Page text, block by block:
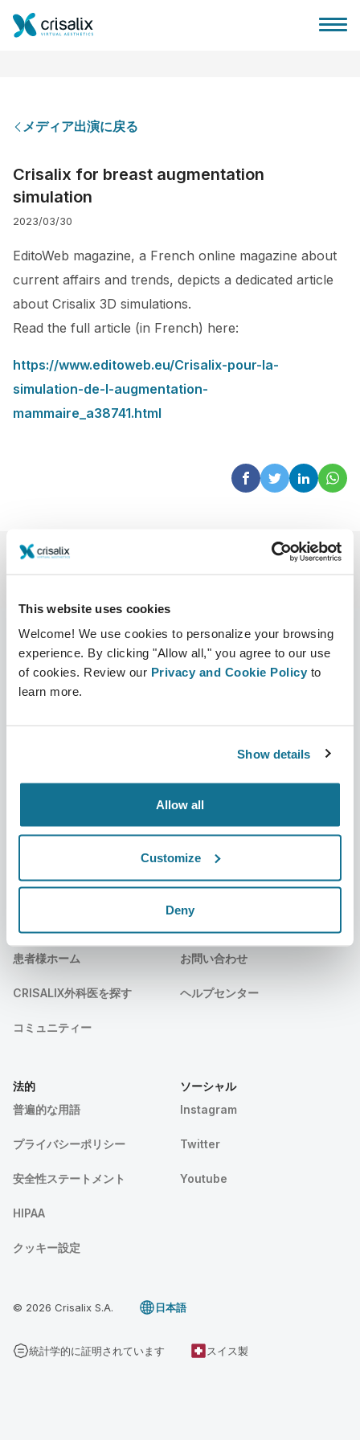
This website uses cookies
Welcome! We use cookies to personalize your browsing
experience. By clicking "Allow all," you agree to our use
of cookies. Review our Privacy and Cookie Policy to
learn more.
Show details
Allow all
Customize
Deny
サブスクリプションプラン
患者様のレビュー
メディア出演に戻る
Crisalix for breast augmentation
simulation
2023/03/30
EditoWeb magazine, a French online magazine about
current affairs and trends, depicts a dedicated article
about Crisalix 3D simulations.
Read the full article (in French) here:
https://www.editoweb.eu/Crisalix-pour-la-
simulation-de-l-augmentation-
mammaire_a38741.html
会社
イベント
Resources
外科医
患者様のレビュー
患者様
患者様ホーム
CRISALIX外科医を探す
コミュニティー
サポート
お問い合わせ
ヘルプセンター
法的
普遍的な用語
プライバシーポリシー
安全性ステートメント
HIPAA
クッキー設定
ソーシャル
Instagram
Twitter
Youtube
© 2026 Crisalix S.A. 日本語
統計学的に証明されています スイス製